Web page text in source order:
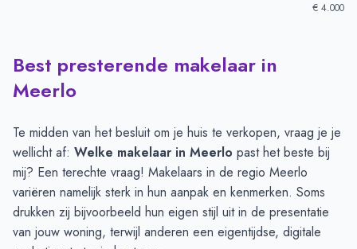
€ 4.000
Verkoopprijzen in andere plaatsen per m2-Afgelopen 3
Horst
Tienray
€ 3.688
Blitterswijck
€ 3.363
Broekhuizenvorst
€ 3.341
Meerlo
€ 3.003
Swolgen
€ 2.943
Wanssum
€ 2.584
Best presterende makelaar in
Meerlo
Te midden van het besluit om je huis te verkopen, vraag je je
wellicht af: Welke makelaar in Meerlo past het beste bij
mij? Een terechte vraag! Makelaars in de regio Meerlo
variëren namelijk sterk in hun aanpak en kenmerken. Soms
drukken zij bijvoorbeeld hun eigen stijl uit in de presentatie
van jouw woning, terwijl anderen een eigentijdse, digitale